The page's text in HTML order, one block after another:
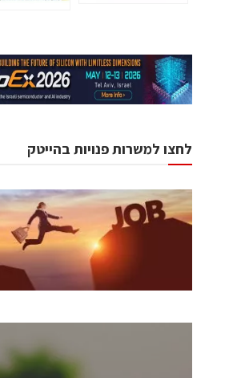
לחצו למשרות פנויות בהייטק